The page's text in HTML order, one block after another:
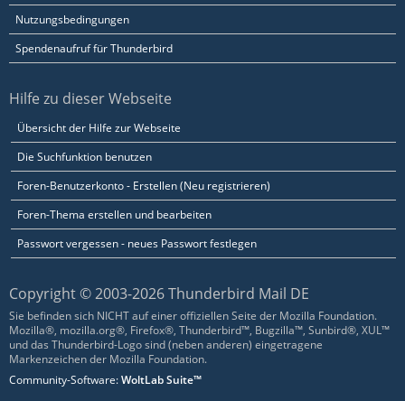
Nutzungsbedingungen
Spendenaufruf für Thunderbird
Hilfe zu dieser Webseite
Übersicht der Hilfe zur Webseite
Die Suchfunktion benutzen
Foren-Benutzerkonto - Erstellen (Neu registrieren)
Foren-Thema erstellen und bearbeiten
Passwort vergessen - neues Passwort festlegen
Copyright © 2003-2026 Thunderbird Mail DE
Sie befinden sich NICHT auf einer offiziellen Seite der Mozilla Foundation.
Mozilla®, mozilla.org®, Firefox®, Thunderbird™, Bugzilla™, Sunbird®, XUL™
und das Thunderbird-Logo sind (neben anderen) eingetragene
Markenzeichen der Mozilla Foundation.
Community-Software:WoltLab Suite™